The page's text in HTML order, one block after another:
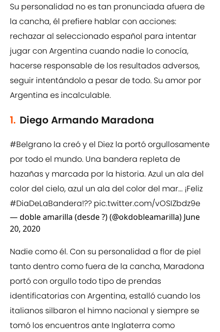
Su personalidad no es tan pronunciada afuera de
la cancha, él prefiere hablar con acciones:
rechazar al seleccionado español para intentar
jugar con Argentina cuando nadie lo conocía,
hacerse responsable de los resultados adversos,
seguir intentándolo a pesar de todo. Su amor por
Argentina es incalculable.
1. Diego Armando Maradona
#Belgrano la creó y el Diez la portó orgullosamente
por todo el mundo. Una bandera repleta de
hazañas y marcada por la historia. Azul un ala del
color del cielo, azul un ala del color del mar... ¡Feliz
#DiaDeLaBandera!?? pic.twitter.com/vOSIZbdz9e
— doble amarilla (desde ?) (@okdobleamarilla) June
20, 2020
Nadie como él. Con su personalidad a flor de piel
tanto dentro como fuera de la cancha, Maradona
portó con orgullo todo tipo de prendas
identificatorias con Argentina, estalló cuando los
italianos silbaron el himno nacional y siempre se
tomó los encuentros ante Inglaterra como